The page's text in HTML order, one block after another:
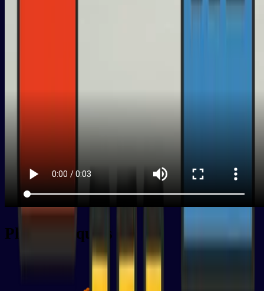
Plus de paquets